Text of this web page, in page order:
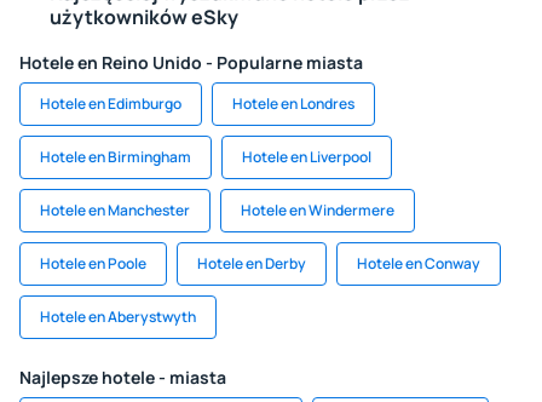
użytkowników eSky
Hotele en Reino Unido - Popularne miasta
Hotele en Edimburgo Hotele en Londres
Hotele en Birmingham Hotele en Liverpool
Hotele en Manchester Hotele en Windermere
Hotele en Poole Hotele en Derby Hotele en Conway
Hotele en Aberystwyth
Najlepsze hotele - miasta